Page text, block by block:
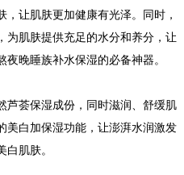
让肌肤更加健康有光泽。同时，
为肌肤提供充足的水分和养分，让
晚睡族补水保湿的必备神器。
芦荟保湿成份，同时滋润、舒缓肌
美白加保湿功能，让澎湃水润激发
肌肤。